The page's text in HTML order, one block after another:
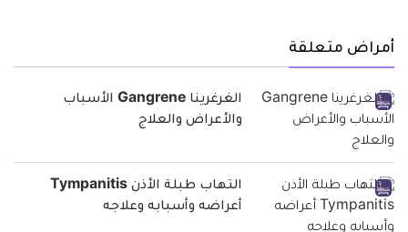
أمراض متعلقة
الغرغرينا Gangrene الأسباب
والأعراض والعلاج
التهاب طبلة الأذن Tympanitis
أعراضه وأسبابه وعلاجه